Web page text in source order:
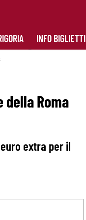
INFO BIGLIETTI
Roma
extra per il